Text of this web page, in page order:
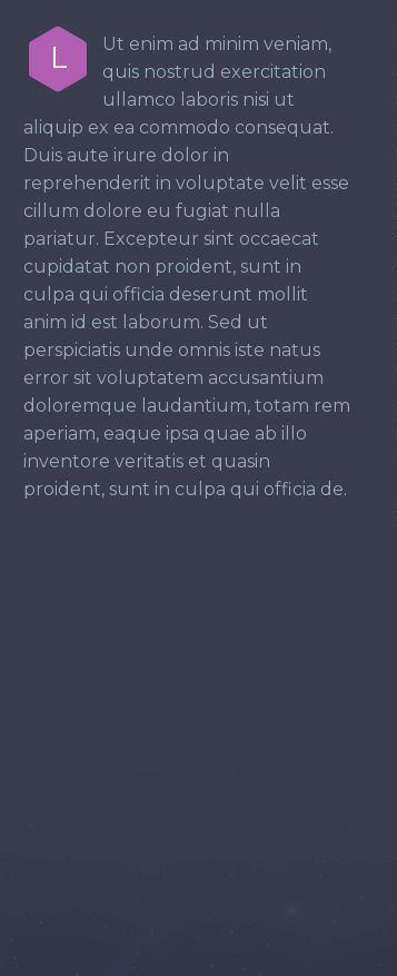
L
Ut enim ad minim veniam,
quis nostrud exercitation
ullamco laboris nisi ut
aliquip ex ea commodo consequat.
Duis aute irure dolor in
reprehenderit in voluptate velit esse
cillum dolore eu fugiat nulla
pariatur. Excepteur sint occaecat
cupidatat non proident, sunt in
culpa qui officia deserunt mollit
anim id est laborum. Sed ut
perspiciatis unde omnis iste natus
error sit voluptatem accusantium
doloremque laudantium, totam rem
aperiam, eaque ipsa quae ab illo
inventore veritatis et quasin
proident, sunt in culpa qui officia de.